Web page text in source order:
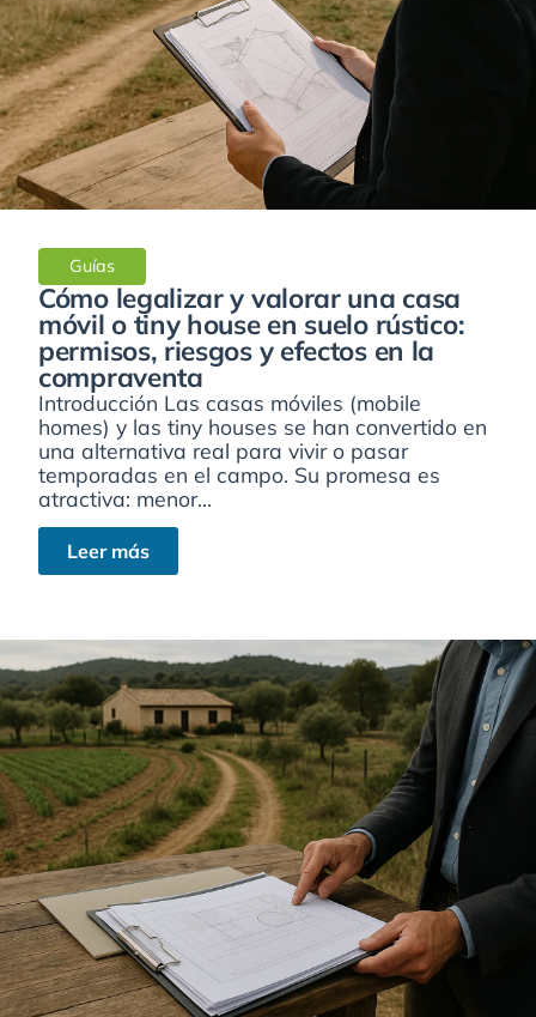
Guías
Cómo legalizar y valorar una casa
móvil o tiny house en suelo rústico:
permisos, riesgos y efectos en la
compraventa
Introducción Las casas móviles (mobile
homes) y las tiny houses se han convertido en
una alternativa real para vivir o pasar
temporadas en el campo. Su promesa es
atractiva: menor...
Leer más